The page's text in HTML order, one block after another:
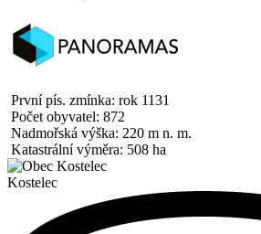
První pís. zmínka: rok 1131
Počet obyvatel: 872
Nadmořská výška: 220 m n. m.
Katastrální výměra: 508 ha
Kostelec